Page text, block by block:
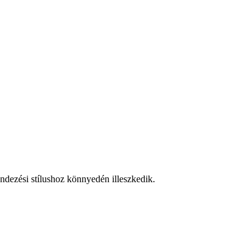
stílushoz könnyedén illeszkedik.